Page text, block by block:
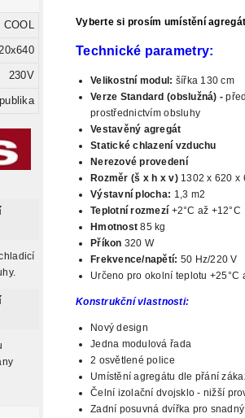
COOL
230V
Vyberte si prosím umístění
Technické parametry:
Velikostní modul: šířka 130 cm
Verze Standard (obslužná) -
prostřednictvím obsluhy
Vestavěný agregát
Statické chlazení vzduchu
Nerezové provedení
Rozměr (š x h x v)1302 x 620 x
Výstavní plocha: 1,3 m2
Teplotní rozmezí +2°C až +12°C
Hmotnost 85 kg
Příkon 320 W
Frekvence/napětí: 50 Hz/220 V
Určeno pro okolní teplotu +25°C
Konstrukční vlastnosti:
Nový design
Jedna modulová řada
2 osvětlené police
Umístění agregátu dle přání
Čelní izolační dvojsklo - nižší
Zadní posuvná dvířka pro